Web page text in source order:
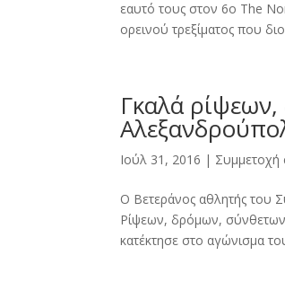
εαυτό τους στον 6ο The
ορεινού τρεξίματος που
Γκαλά
Ιούλ 31, 2016 | Συμμετοχή
Ο Βετεράνος αθλητής του
Ρίψεων, δρόμων,
κατέκτησε στο αγώνισμα